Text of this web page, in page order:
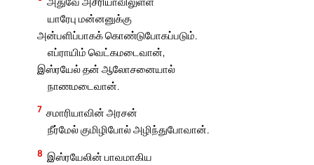
யாரேபு மன்னனுக்கு
அன்பளிப்பாகக் கொண்டுபோகப்படும்.
எப்ராயிம் வெட்கமடைவான்,
இஸ்ரயேல் தன் ஆலோசனையால்
நாணமடைவான்.
7 சமாரியாவின் அரசன்
நீர்மேல் குமிழிபோல் அழிந்துபோவான்.
8 இஸ்ரயேலின் பாவமாகிய